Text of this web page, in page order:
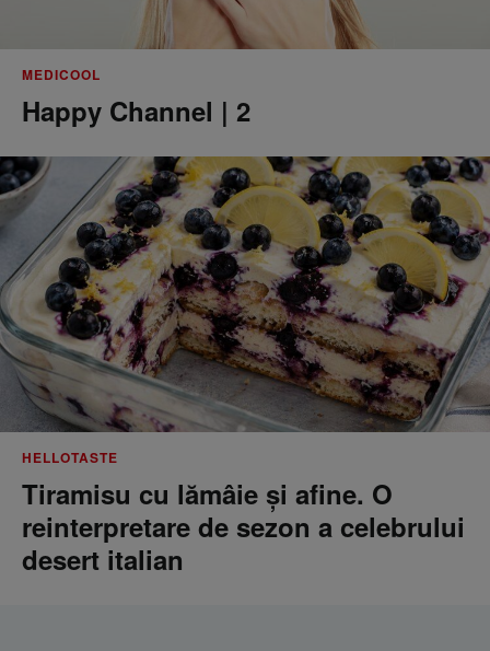
MEDICOOL
Happy Channel | 2
HELLOTASTE
Tiramisu cu lămâie și afine. O
reinterpretare de sezon a celebrului
desert italian